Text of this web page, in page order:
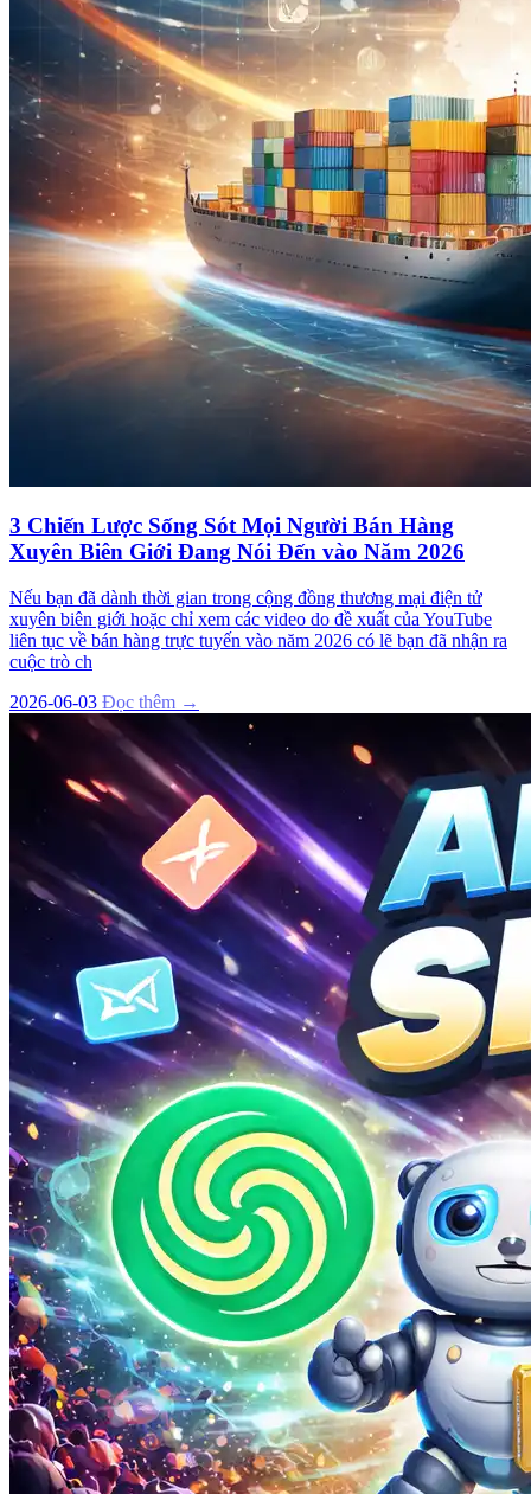
3 Chiến Lược Sống Sót Mọi Người Bán Hàng
Xuyên Biên Giới Đang Nói Đến vào Năm 2026
Nếu bạn đã dành thời gian trong cộng đồng thương mại điện tử
xuyên biên giới hoặc chỉ xem các video do đề xuất của YouTube
liên tục về bán hàng trực tuyến vào năm 2026 có lẽ bạn đã nhận ra
cuộc trò ch
2026-06-03 Đọc thêm →